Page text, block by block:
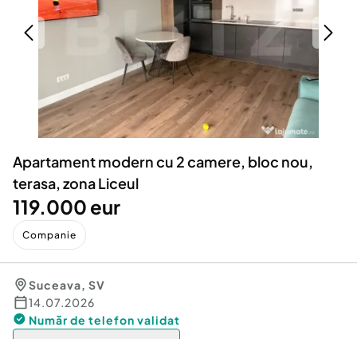
Servicii
Animale de companie
Afaceri și echipamente profesionale
Inchiriere Bunuri si Vehicule
Utilaje agricole si industriale
Piese auto si accesorii
Apartament modern cu 2 camere, bloc nou,
terasa, zona Liceul
119.000 eur
Companie
Suceava, SV
14.07.2026
Număr de telefon validat